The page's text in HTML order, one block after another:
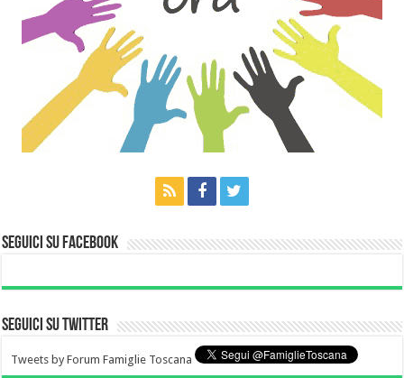
Seguici su Facebook
Seguici su Twitter
Tweets by Forum Famiglie Toscana